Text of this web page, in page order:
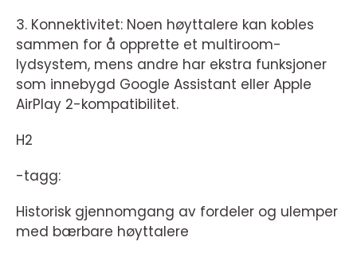
3. Konnektivitet: Noen høyttalere kan kobles
sammen for å opprette et multiroom-
lydsystem, mens andre har ekstra funksjoner
som innebygd Google Assistant eller Apple
AirPlay 2-kompatibilitet.
H2
-tagg:
Historisk gjennomgang av fordeler og ulemper
med bærbare høyttalere